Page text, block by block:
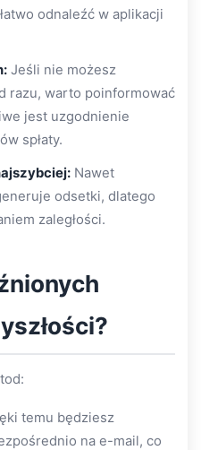
odnaleźć w aplikacji
Jeśli nie możesz
razu, warto poinformować
jest uzgodnienie
spłaty.
Nawet
odsetki, dlatego
zaległości.
temu będziesz
na e-mail, co